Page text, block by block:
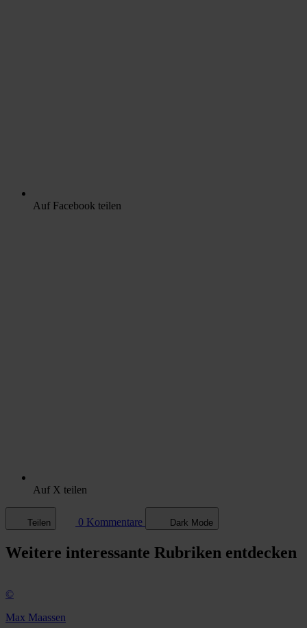
Auf Facebook teilen
Auf X teilen
Teilen 0 Kommentare Dark Mode
Weitere interessante Rubriken entdecken
©
Max Maassen